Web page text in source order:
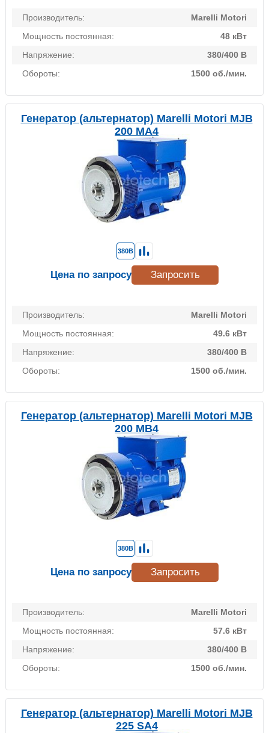
Производитель:
Marelli Motori
Мощность постоянная:
48 кВт
Напряжение:
380/400 В
Обороты:
1500 об./мин.
Генератор (альтернатор) Marelli Motori MJB
200 MA4
Производитель:
Marelli Motori
Мощность постоянная:
49.6 кВт
Напряжение:
380/400 В
Обороты:
1500 об./мин.
380В
Цена по запросу Запросить
Генератор (альтернатор) Marelli Motori MJB
200 MB4
Производитель:
Marelli Motori
Мощность постоянная:
57.6 кВт
Напряжение:
380/400 В
Обороты:
1500 об./мин.
380В
Цена по запросу Запросить
Генератор (альтернатор) Marelli Motori MJB
225 SA4